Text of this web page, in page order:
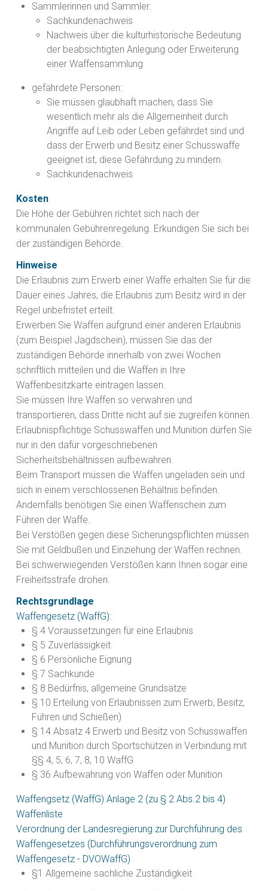
Sammlerinnen und Sammler:
Sachkundenachweis
Nachweis über die kulturhistorische Bedeutung
der beabsichtigten Anlegung oder Erweiterung
einer Waffensammlung
gefährdete Personen:
Sie müssen glaubhaft machen, dass Sie
wesentlich mehr als die Allgemeinheit durch
Angriffe auf Leib oder Leben gefährdet sind und
dass der Erwerb und Besitz einer Schusswaffe
geeignet ist, diese Gefährdung zu mindern.
Sachkundenachweis
Kosten
Die Höhe der Gebühren richtet sich nach der
kommunalen Gebührenregelung. Erkundigen Sie sich bei
der zuständigen Behörde.
Hinweise
Die Erlaubnis zum Erwerb einer Waffe erhalten Sie für die
Dauer eines Jahres, die Erlaubnis zum Besitz wird in der
Regel unbefristet erteilt.
Erwerben Sie Waffen aufgrund einer anderen Erlaubnis
(zum Beispiel Jagdschein), müssen Sie das der
zuständigen Behörde innerhalb von zwei Wochen
schriftlich mitteilen und die Waffen in Ihre
Waffenbesitzkarte eintragen lassen.
Sie müssen Ihre Waffen so verwahren und
transportieren, dass Dritte nicht auf sie zugreifen können.
Erlaubnispflichtige Schusswaffen und Munition dürfen Sie
nur in den dafür vorgeschriebenen
Sicherheitsbehältnissen aufbewahren.
Beim Transport müssen die Waffen ungeladen sein und
sich in einem verschlossenen Behältnis befinden.
Andernfalls benötigen Sie einen Waffenschein zum
Führen der Waffe.
Bei Verstößen gegen diese Sicherungspflichten müssen
Sie mit Geldbußen und Einziehung der Waffen rechnen.
Bei schwerwiegenden Verstößen kann Ihnen sogar eine
Freiheitsstrafe drohen.
Rechtsgrundlage
Waffengesetz (WaffG):
§ 4 Voraussetzungen für eine Erlaubnis
§ 5 Zuverlässigkeit
§ 6 Persönliche Eignung
§ 7 Sachkunde
§ 8 Bedürfnis, allgemeine Grundsätze
§ 10 Erteilung von Erlaubnissen zum Erwerb, Besitz,
Führen und Schießen)
§ 14 Absatz 4 Erwerb und Besitz von Schusswaffen
und Munition durch Sportschützen in Verbindung mit
§§ 4, 5, 6, 7, 8, 10 WaffG
§ 36 Aufbewahrung von Waffen oder Munition
Waffengsetz (WaffG) Anlage 2 (zu § 2 Abs.2 bis 4)
Waffenliste
Verordnung der Landesregierung zur Durchführung des
Waffengesetzes (Durchführungsverordnung zum
Waffengesetz - DVOWaffG)
§1 Allgemeine sachliche Zuständigkeit